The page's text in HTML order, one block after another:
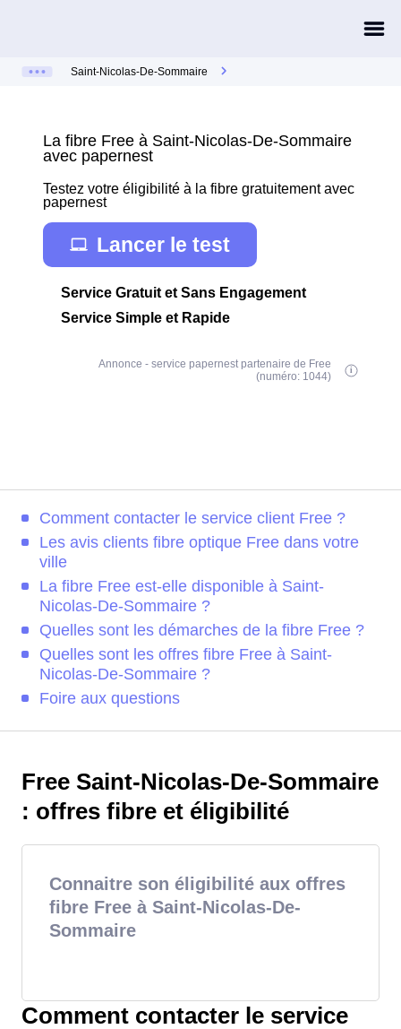
Saint-Nicolas-De-Sommaire
La fibre Free à Saint-Nicolas-De-Sommaire
avec papernest
Testez votre éligibilité à la fibre gratuitement avec
papernest
Lancer le test
Service Gratuit et Sans Engagement
Service Simple et Rapide
Annonce - service papernest partenaire de Free
(numéro: 1044)
Comment contacter le service client Free ?
Les avis clients fibre optique Free dans votre
ville
La fibre Free est-elle disponible à Saint-
Nicolas-De-Sommaire ?
Quelles sont les démarches de la fibre Free ?
Quelles sont les offres fibre Free à Saint-
Nicolas-De-Sommaire ?
Foire aux questions
Free Saint-Nicolas-De-Sommaire
: offres fibre et éligibilité
Connaitre son éligibilité aux offres
fibre Free à Saint-Nicolas-De-
Sommaire
Comment contacter le service